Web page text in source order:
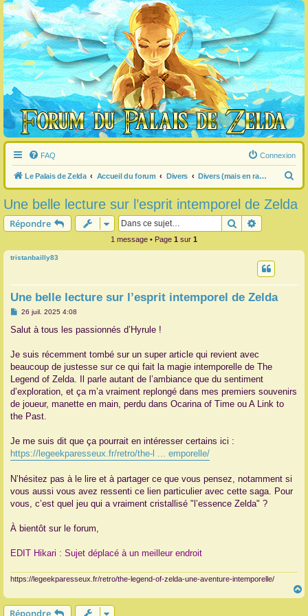
FAQ Connexion
Le Palais de Zelda Accueil du forum Divers Divers (mais en rapport avec Zelda) (pas de pub)
e
c
Une belle lecture sur l’esprit intemporel de Zelda
Répondre Rechercher
1 message • Page 1 sur 1
tristanbailly83
Une belle lecture sur l’esprit intemporel de Zelda
M
s
g
26 juil. 2025 4:08
Salut à tous les passionnés d’Hyrule !
Je suis récemment tombé sur un super article qui revient avec
beaucoup de justesse sur ce qui fait la magie intemporelle de The
Legend of Zelda. Il parle autant de l’ambiance que du sentiment
d’exploration, et ça m’a vraiment replongé dans mes premiers souvenirs
de joueur, manette en main, perdu dans Ocarina of Time ou A Link to
the Past.
Je me suis dit que ça pourrait en intéresser certains ici :
https://legeekparesseux.fr/retro/the-l ... emporelle/
N’hésitez pas à le lire et à partager ce que vous pensez, notamment si
vous aussi vous avez ressenti ce lien particulier avec cette saga. Pour
vous, c’est quel jeu qui a vraiment cristallisé "l’essence Zelda" ?
À bientôt sur le forum,
EDIT Hikari : Sujet déplacé à un meilleur endroit
https://legeekparesseux.fr/retro/the-legend-of-zelda-une-aventure-intemporelle/
a
Répondre